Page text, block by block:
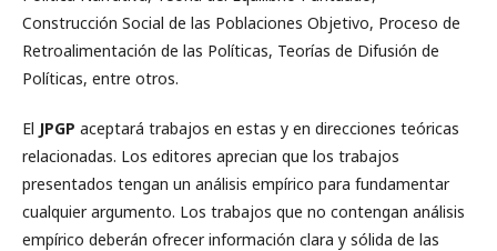
Construcción Social de las Poblaciones Objetivo, Proceso de
Retroalimentación de las Políticas, Teorías de Difusión de
Políticas, entre otros.
El JPGP aceptará trabajos en estas y en direcciones teóricas
relacionadas. Los editores aprecian que los trabajos
presentados tengan un análisis empírico para fundamentar
cualquier argumento. Los trabajos que no contengan análisis
empírico deberán ofrecer información clara y sólida de las